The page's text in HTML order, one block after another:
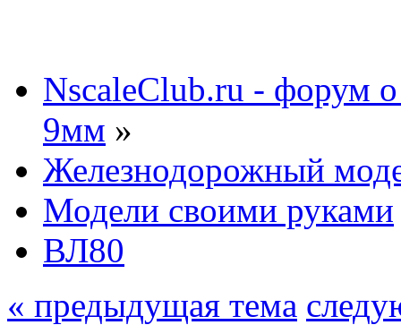
NscaleClub.ru - форум
9мм »
Железнодорожный
Модели своими руками
ВЛ80
« предыдущая тема